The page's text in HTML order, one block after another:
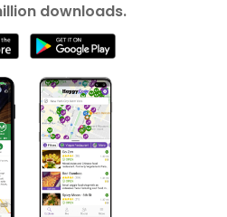
downloads.